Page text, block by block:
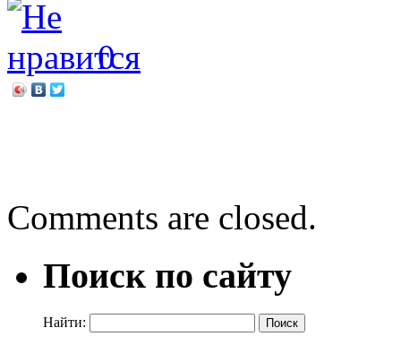
0
Comments are closed.
Поиск по сайту
Найти: